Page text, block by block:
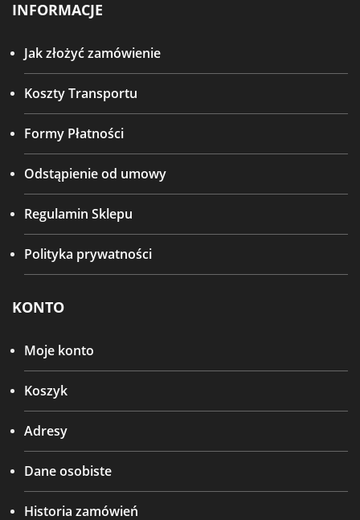
INFORMACJE
Jak złożyć zamówienie
Koszty Transportu
Formy Płatności
Odstąpienie od umowy
Regulamin Sklepu
Polityka prywatności
KONTO
Moje konto
Koszyk
Adresy
Dane osobiste
Historia zamówień